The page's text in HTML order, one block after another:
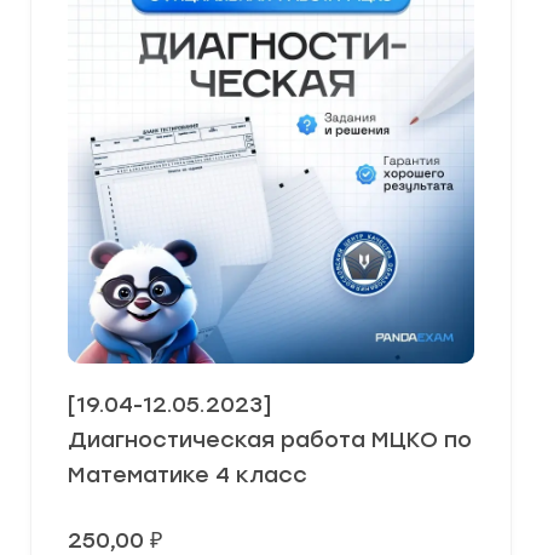
[19.04-12.05.2023]
Диагностическая работа МЦКО по
Математике 4 класс
250,00 ₽